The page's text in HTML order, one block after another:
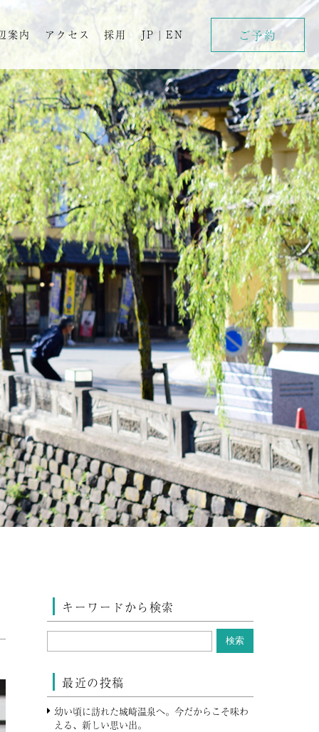
案内 アクセス 採用 JP | EN ご予約
キーワードから検索
最近の投稿
幼い頃に訪れた城崎温泉へ。今だからこそ味わ
える、新しい思い出。